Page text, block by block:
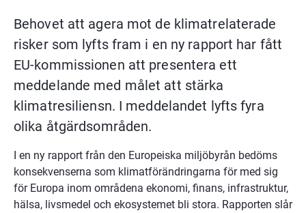
Behovet att agera mot de klimatrelaterade
risker som lyfts fram i en ny rapport har fått
EU-kommissionen att presentera ett
meddelande med målet att stärka
klimatresiliensn. I meddelandet lyfts fyra
olika åtgärdsområden.
I en ny rapport från den Europeiska miljöbyrån bedöms
konsekvenserna som klimatförändringarna för med sig
för Europa inom områdena ekonomi, finans, infrastruktur,
hälsa, livsmedel och ekosystemet bli stora. Rapporten slår